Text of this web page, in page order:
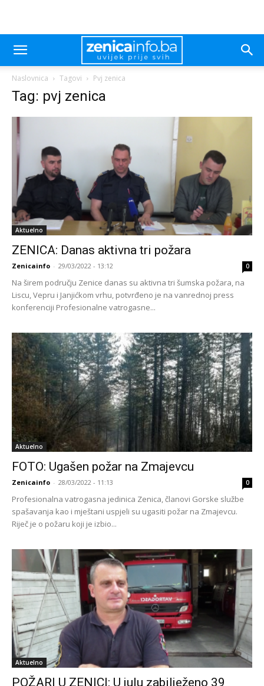
Naslovnica Tagovi Pvj zenica
Tag: pvj zenica
Aktuelno
ZENICA: Danas aktivna tri požara
Zenicainfo - 29/03/2022 - 13:12 0
Na širem području Zenice danas su aktivna tri šumska požara, na
Liscu, Vepru i Janjićkom vrhu, potvrđeno je na vanrednoj press
konferenciji Profesionalne vatrogasne...
Aktuelno
FOTO: Ugašen požar na Zmajevcu
Zenicainfo - 28/03/2022 - 11:13 0
Profesionalna vatrogasna jedinica Zenica, članovi Gorske službe
spašavanja kao i mještani uspjeli su ugasiti požar na Zmajevcu.
Riječ je o požaru koji je izbio...
Aktuelno
POŽARI U ZENICI: U julu zabilježeno 39